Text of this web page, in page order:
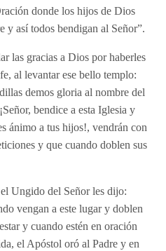
donde los hijos de Dios
y así todos bendigan al Señor”.
las gracias a Dios por haberles
al levantar ese bello templo:
demos gloria al nombre del
bendice a esta Iglesia y
ánimo a tus hijos!, vendrán con
y que cuando doblen sus
Ungido del Señor les dijo:
vengan a este lugar y doblen
y cuando estén en oración
el Apóstol oró al Padre y en